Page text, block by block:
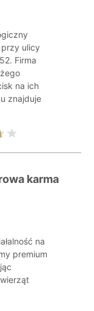
ulicy
Firma
na ich
znajduje
karma
na
premium